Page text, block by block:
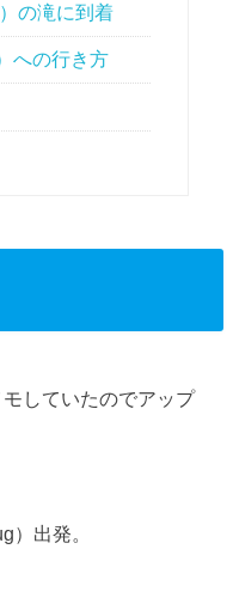
の滝に到着
への行き方
していたのでアップ
）出発。